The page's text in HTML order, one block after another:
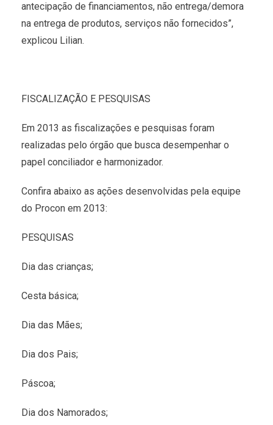
antecipação de financiamentos, não entrega/demora
na entrega de produtos, serviços não fornecidos”,
explicou Lilian.
FISCALIZAÇÃO E PESQUISAS
Em 2013 as fiscalizações e pesquisas foram
realizadas pelo órgão que busca desempenhar o
papel conciliador e harmonizador.
Confira abaixo as ações desenvolvidas pela equipe
do Procon em 2013:
PESQUISAS
Dia das crianças;
Cesta básica;
Dia das Mães;
Dia dos Pais;
Páscoa;
Dia dos Namorados;